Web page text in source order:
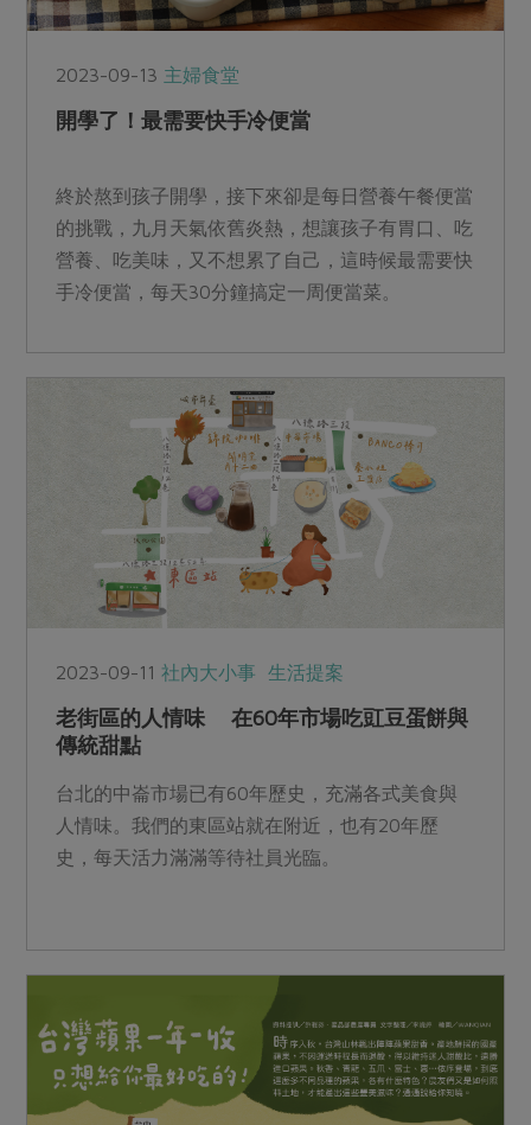
2023-09-13 主婦食堂
開學了！最需要快手冷便當
終於熬到孩子開學，接下來卻是每日營養午餐便當
的挑戰，九月天氣依舊炎熱，想讓孩子有胃口、吃
營養、吃美味，又不想累了自己，這時候最需要快
手冷便當，每天30分鐘搞定一周便當菜。
2023-09-11社內大小事 生活提案
老街區的人情味 在60年市場吃豇豆蛋餅與
傳統甜點
台北的中崙市場已有60年歷史，充滿各式美食與
人情味。我們的東區站就在附近，也有20年歷
史，每天活力滿滿等待社員光臨。